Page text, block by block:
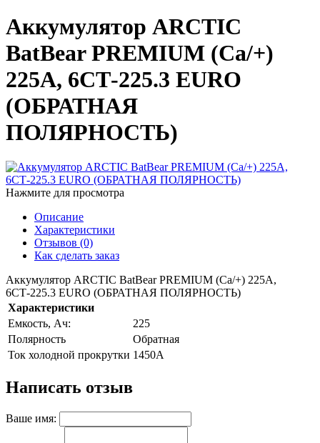
Аккумулятор ARCTIC
BatBear PREMIUM (Cа/+)
225A, 6СТ-225.3 EURO
(ОБРАТНАЯ
ПОЛЯРНОСТЬ)
Нажмите для просмотра
Описание
Характеристики
Отзывов (0)
Как сделать заказ
Аккумулятор ARCTIC BatBear PREMIUM (Cа/+) 225A,
6СТ-225.3 EURO (ОБРАТНАЯ ПОЛЯРНОСТЬ)
Характеристики
Емкость, Ач:
225
Полярность
Обратная
Ток холодной прокрутки 1450A
Написать отзыв
Ваше имя: